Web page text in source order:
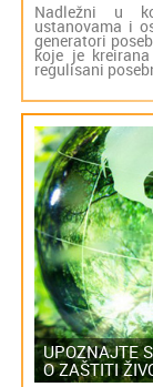
Nadležni u
ustanovama i
generatori
koje je
regulisani
UPOZNAJTE
O ZAŠTITI